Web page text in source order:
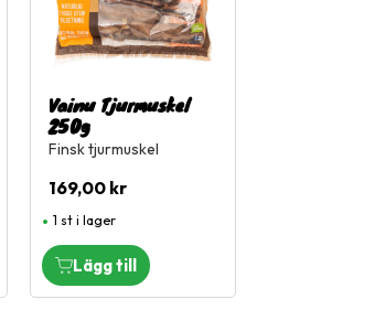
Vainu Tjurmuskel
250g
Finsk tjurmuskel
169,00 kr
1 st i lager